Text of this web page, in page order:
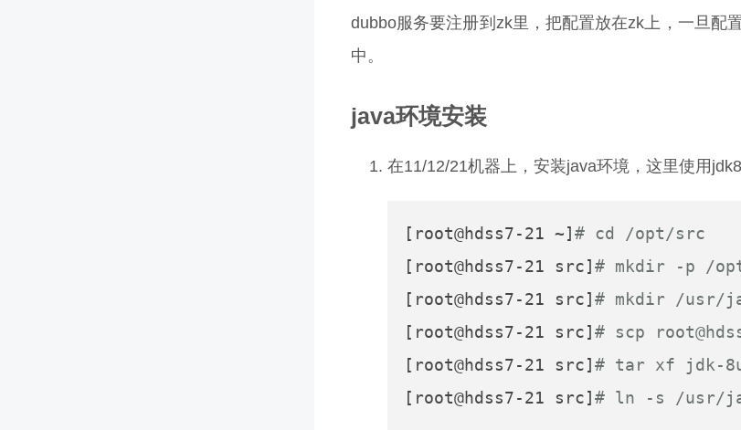
dubbo服务要注册到zk里，把配置放在zk上，一旦配
中。
java环境安装
在11/12/21机器上，安装java环境，这里使用
[root@hdss7-21 ~] # cd /opt/src
[root@hdss7-21 src] # mkdir -p /
[root@hdss7-21 src] # mkdir /usr/
[root@hdss7-21 src] # scp
[root@hdss7-21 src] # tar xf jdk-
[root@hdss7-21 src] # ln -s /usr/